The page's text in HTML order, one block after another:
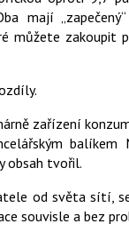
mají
můžete zakoupit
zařízení
obsah tvořil.
od světa sítí,
souvisle a bez